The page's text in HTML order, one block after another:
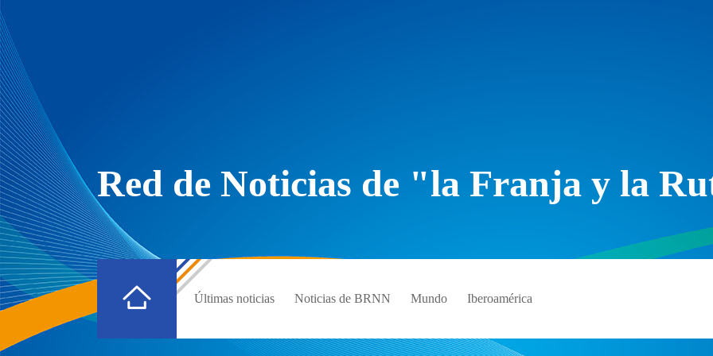
Red de Noticias de "la Franja y la
Últimas noticias Noticias de BRNN Mundo Iberoamérica